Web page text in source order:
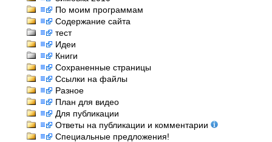
По моим программам
Содержание сайта
тест
Идеи
Книги
Сохраненные страницы
Ссылки на файлы
Разное
План для видео
Для публикации
Ответы на публикации и комментарии
Специальные предложения!